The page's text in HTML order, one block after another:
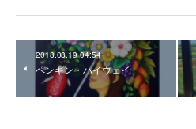
2018.08.19 04:54
ペンギン・ハイウェイ